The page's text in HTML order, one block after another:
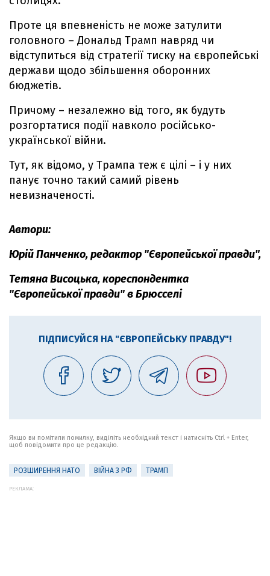
Проте ця впевненість не може затулити
головного – Дональд Трамп навряд чи
відступиться від стратегії тиску на європейські
держави щодо збільшення оборонних
бюджетів.
Причому – незалежно від того, як будуть
розгортатися події навколо російсько-
української війни.
Тут, як відомо, у Трампа теж є цілі – і у них
панує точно такий самий рівень
невизначеності.
Автори:
Юрій Панченко, редактор "Європейської правди",
Тетяна Висоцька, кореспондентка
"Європейської правди" в Брюсселі
ПІДПИСУЙСЯ НА "ЄВРОПЕЙСЬКУ ПРАВДУ"!
Якщо ви помітили помилку, виділіть необхідний текст і натисніть Ctrl + Enter,
щоб повідомити про це редакцію.
РОЗШИРЕННЯ НАТО ВІЙНА З РФ ТРАМП
РЕКЛАМА: